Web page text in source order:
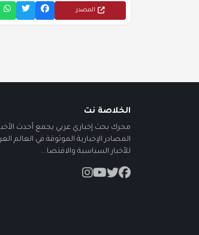
المصدر
الخلاصة نت
محرك بحث إخباري عربي يجمع أحدث الأخبار
المصادر الإخبارية الموثوقة في العالم
للأخبار السياسية والاقتصا...